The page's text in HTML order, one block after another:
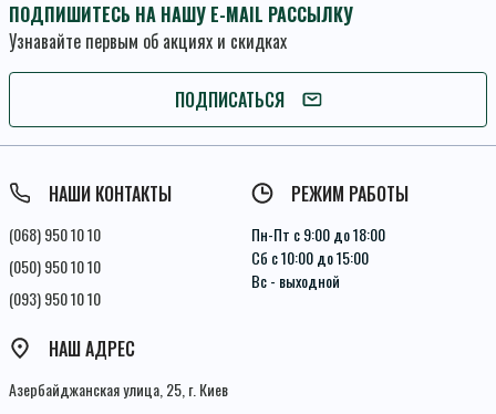
ПОДПИШИТЕСЬ НА НАШУ E-MAIL РАССЫЛКУ
Узнавайте первым об акциях и скидках
ПОДПИСАТЬСЯ
ПОДПИСАТЬСЯ
Условия соглашения
НАШИ КОНТАКТЫ
(068) 950 10 10
(050) 950 10 10
(093) 950 10 10
РЕЖИМ РАБОТЫ
Пн-Пт с 9:00 до 18:00
Сб с 10:00 до 15:00
Вс - выходной
НАШ АДРЕС
Азербайджанская улица, 25, г. Киев